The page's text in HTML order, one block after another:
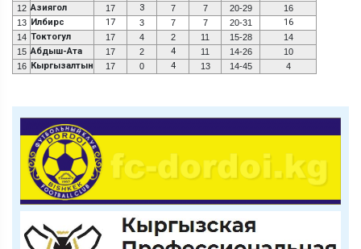
12 Азиягол 17 3 7 7 20-29
16
13
Илбирс 17 3 7 7 20-31 16
14 Токтогул 17 4 2 11 15-28
14
15 Абдыш-Ата 17 2 4 11 14-26
10
16
Кыргызалтын 17 0 4 13 14-45 4